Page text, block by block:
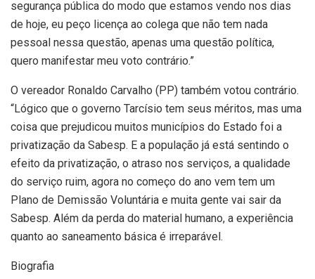
segurança pública do modo que estamos vendo nos dias
de hoje, eu peço licença ao colega que não tem nada
pessoal nessa questão, apenas uma questão política,
quero manifestar meu voto contrário.”
O vereador Ronaldo Carvalho (PP) também votou contrário.
“Lógico que o governo Tarcísio tem seus méritos, mas uma
coisa que prejudicou muitos municípios do Estado foi a
privatização da Sabesp. E a população já está sentindo o
efeito da privatização, o atraso nos serviços, a qualidade
do serviço ruim, agora no começo do ano vem tem um
Plano de Demissão Voluntária e muita gente vai sair da
Sabesp. Além da perda do material humano, a experiência
quanto ao saneamento básica é irreparável.
Biografia